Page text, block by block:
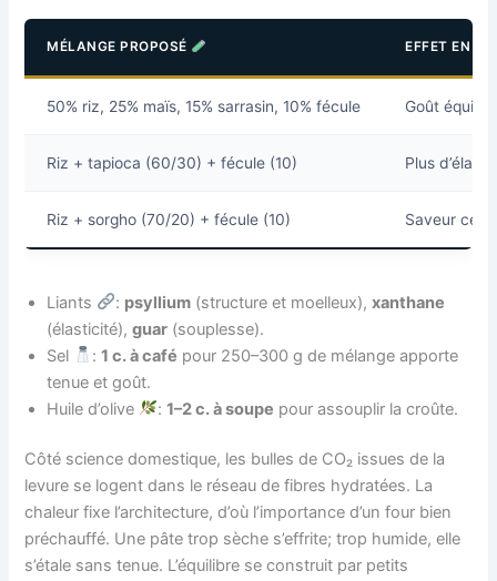
MÉLANGE PROPOSÉ EFFET EN
50% riz, 25% maïs, 15% sarrasin, 10% fécule Goût
Riz + tapioca (60/30) + fécule (10) Plus
Riz + sorgho (70/20) + fécule (10) Saveur
Liants : psyllium (structure et moelleux),xanthane
(élasticité),guar (souplesse).
Sel
:1 c. à café pour 250–300 g de mélange apporte
tenue et goût.
Huile d’olive
:1–2 c. à soupe pour assouplir la croûte.
Côté science domestique, les bulles de CO₂ issues de la
levure se logent dans le réseau de fibres hydratées. La
chaleur fixe l’architecture, d’où l’importance d’un four bien
préchauffé. Une pâte trop sèche s’effrite; trop humide, elle
s’étale sans tenue. L’équilibre se construit par petits